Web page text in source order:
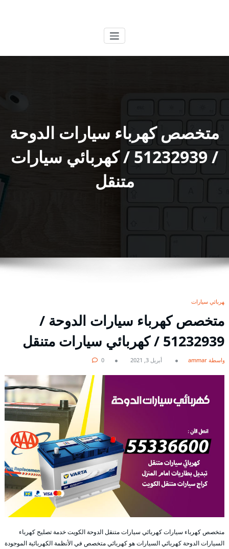
متخصص كهرباء سيارات الدوحة
/ 51232939‬ / كهربائي سيارات
متنقل
كهربائي سيارات
متخصص كهرباء سيارات الدوحة /
51232939‬ / كهربائي سيارات متنقل
بواسطة ammar أبريل 3, 2021 0
متخصص كهرباء سيارات كهربائي سيارات متنقل الدوحة الكويت خدمة تصليح كهرباء
السيارات الدوحة كهربائي السيارات هو كهربائي متخصص في الأنظمة الكهربائية الموجودة